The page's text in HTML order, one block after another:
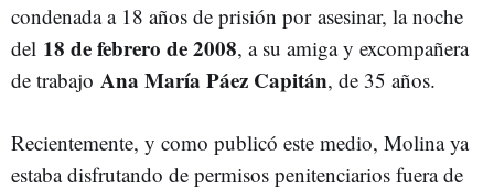
condenada a 18 años de prisión por asesinar, la noche
del 18 de febrero de 2008, a su amiga y excompañera
de trabajo Ana María Páez Capitán, de 35 años.
Recientemente, y como publicó este medio, Molina ya
estaba disfrutando de permisos penitenciarios fuera de